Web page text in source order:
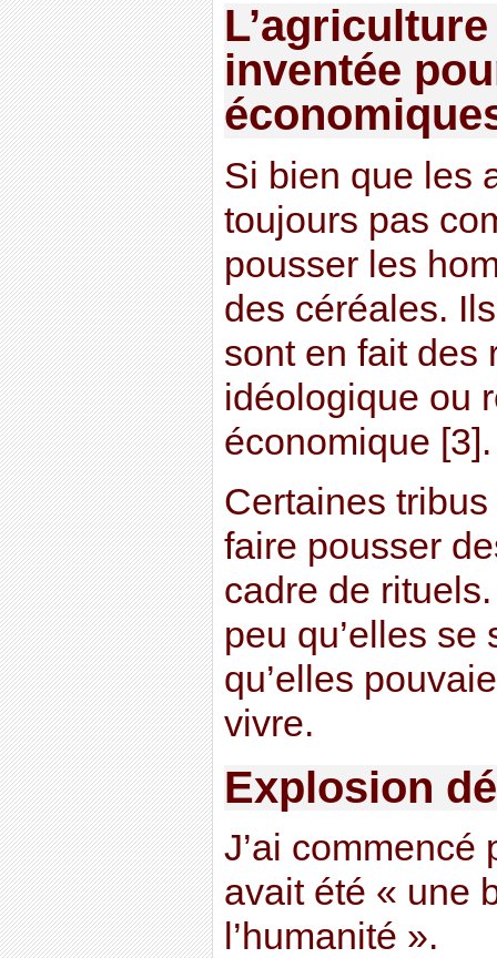
inventée
Si bien que les
toujours pas
pousser les
des céréales.
sont en fait des
idéologique ou
économique [3].
Certaines
faire pousser
cadre de
peu qu’elles
qu’elles
vivre.
Explosion
J’ai commencé
avait été « une
l’humanité ».